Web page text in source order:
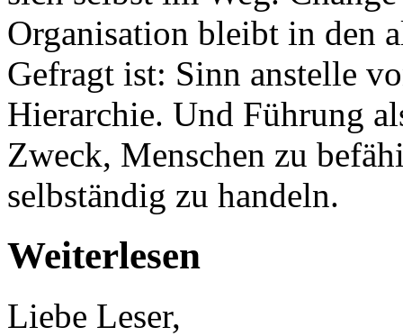
Organisation bleibt in den
Gefragt ist: Sinn anstelle
Hierarchie. Und Führung
Zweck, Menschen zu
selbständig zu handeln.
Weiterlesen
Liebe Leser,